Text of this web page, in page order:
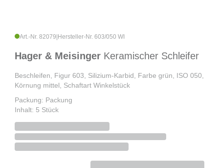
Art.-Nr. 82079 Hersteller-Nr. 603/050 WI
Hager & Meisinger Keramischer Schleifer
Beschleifen, Figur 603, Silizium-Karbid, Farbe grün, ISO 050,
Körnung mittel, Schaftart Winkelstück
Packung: Packung
Inhalt: 5 Stück